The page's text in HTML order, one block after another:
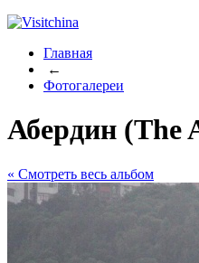
Главная
←
Фотогалереи
Абердин (The
« Cмотреть весь альбом